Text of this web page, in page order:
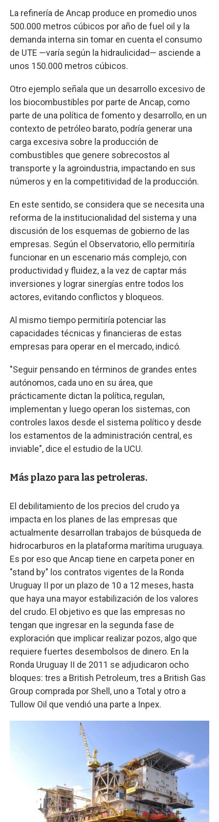
La refinería de Ancap produce en promedio unos
500.000 metros cúbicos por año de fuel oil y la
demanda interna sin tomar en cuenta el consumo
de UTE —varía según la hidraulicidad— asciende a
unos 150.000 metros cúbicos.
Otro ejemplo señala que un desarrollo excesivo de
los biocombustibles por parte de Ancap, como
parte de una política de fomento y desarrollo, en un
contexto de petróleo barato, podría generar una
carga excesiva sobre la producción de
combustibles que genere sobrecostos al
transporte y la agroindustria, impactando en sus
números y en la competitividad de la producción.
En este sentido, se considera que se necesita una
reforma de la institucionalidad del sistema y una
discusión de los esquemas de gobierno de las
empresas. Según el Observatorio, ello permitiría
funcionar en un escenario más complejo, con
productividad y fluidez, a la vez de captar más
inversiones y lograr sinergías entre todos los
actores, evitando conflictos y bloqueos.
Al mismo tiempo permitiría potenciar las
capacidades técnicas y financieras de estas
empresas para operar en el mercado, indicó.
"Seguir pensando en términos de grandes entes
autónomos, cada uno en su área, que
prácticamente dictan la política, regulan,
implementan y luego operan los sistemas, con
controles laxos desde el sistema político y desde
los estamentos de la administración central, es
inviable", dice el estudio de la UCU.
Más plazo para las petroleras.
El debilitamiento de los precios del crudo ya
impacta en los planes de las empresas que
actualmente desarrollan trabajos de búsqueda de
hidrocarburos en la plataforma marítima uruguaya.
Es por eso que Ancap tiene en carpeta poner en
"stand by" los contratos vigentes de la Ronda
Uruguay II por un plazo de 10 a 12 meses, hasta
que haya una mayor estabilización de los valores
del crudo. El objetivo es que las empresas no
tengan que ingresar en la segunda fase de
exploración que implicar realizar pozos, algo que
requiere fuertes desembolsos de dinero. En la
Ronda Uruguay II de 2011 se adjudicaron ocho
bloques: tres a British Petroleum, tres a British Gas
Group comprada por Shell, uno a Total y otro a
Tullow Oil que vendió una parte a Inpex.